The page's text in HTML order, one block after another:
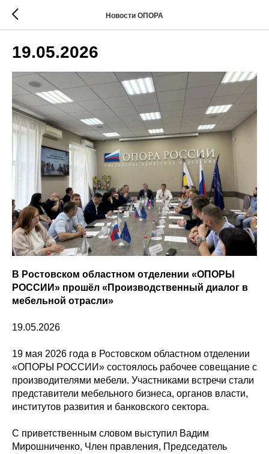
Новости ОПОРА
19.05.2026
В Ростовском областном отделении «ОПОРЫ
РОССИИ» прошёл «Производственный диалог в
мебельной отрасли»
19.05.2026
19 мая 2026 года в Ростовском областном отделении
«ОПОРЫ РОССИИ» состоялось рабочее совещание с
производителями мебели. Участниками встречи стали
представители мебельного бизнеса, органов власти,
институтов развития и банковского сектора.
С приветственным словом выступил Вадим
Мирошниченко, Член правления, Председатель